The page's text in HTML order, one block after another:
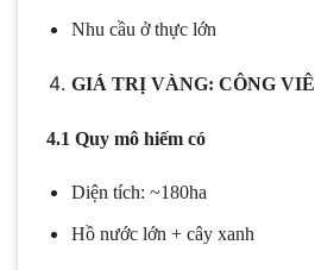
Nhu cầu ở thực lớn
GIÁ TRỊ VÀNG: CÔNG
4.1 Quy mô hiếm có
Diện tích: ~180ha
Hồ nước lớn + cây xanh